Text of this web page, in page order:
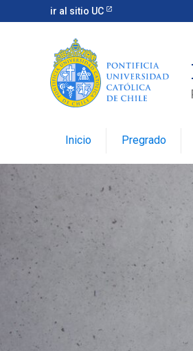
ir al sitio UC
Inicio Pregrado